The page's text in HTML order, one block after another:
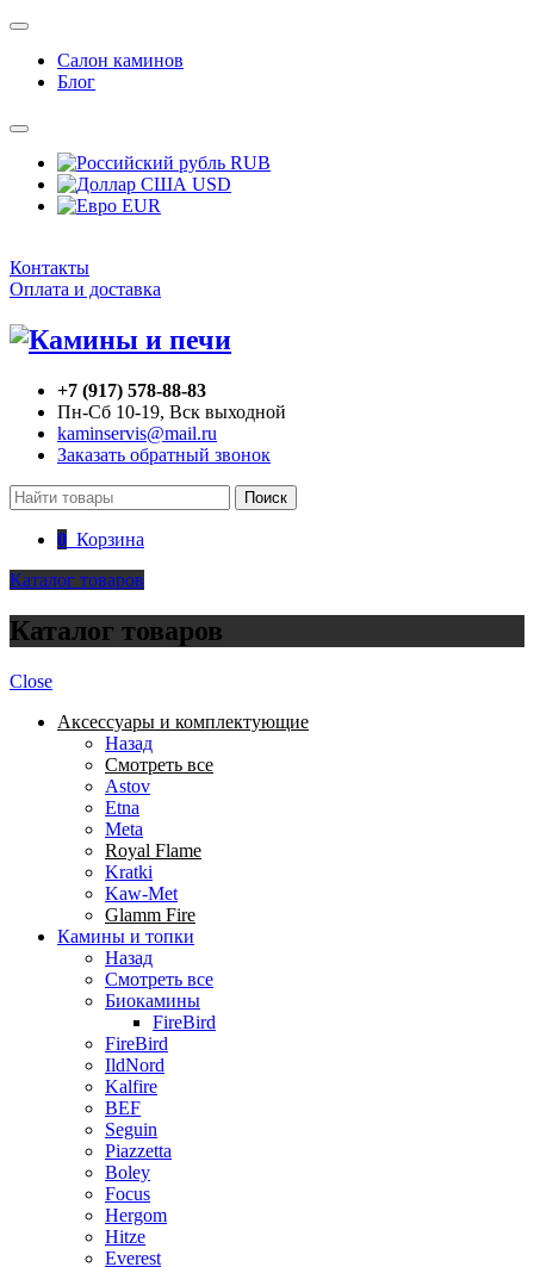
Салон каминов
Блог
RUB
USD
EUR
Контакты
Оплата и доставка
+7 (917) 578-88-83
Пн-Сб 10-19, Вск выходной
kaminservis@mail.ru
Заказать обратный звонок
Поиск
0 Корзина
Каталог товаров
Каталог товаров
Close
Аксессуары и комплектующие
Назад
Смотреть все
Astov
Etna
Meta
Royal Flame
Kratki
Kaw-Met
Glamm Fire
Камины и топки
Назад
Смотреть все
Биокамины
FireBird
FireBird
IldNord
Kalfire
BEF
Seguin
Piazzetta
Boley
Focus
Hergom
Hitze
Everest